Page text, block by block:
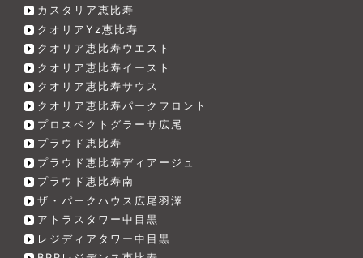
カスタリア恵比寿
クオリアYz恵比寿
クオリア恵比寿ウエスト
クオリア恵比寿イースト
クオリア恵比寿サウス
クオリア恵比寿パークフロント
プロスペクトグラーサ広尾
プラウド恵比寿
プラウド恵比寿ディアージュ
プラウド恵比寿南
ザ・パークハウス広尾羽澤
アトラスタワー中目黒
レジディアタワー中目黒